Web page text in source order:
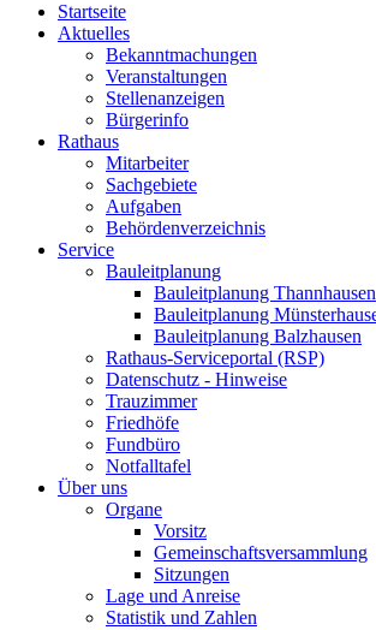
Startseite
Aktuelles
Bekanntmachungen
Veranstaltungen
Stellenanzeigen
Bürgerinfo
Rathaus
Mitarbeiter
Sachgebiete
Aufgaben
Behördenverzeichnis
Service
Bauleitplanung
Bauleitplanung Thannhausen
Bauleitplanung
Bauleitplanung Balzhausen
Rathaus-Serviceportal (RSP)
Datenschutz - Hinweise
Trauzimmer
Friedhöfe
Fundbüro
Notfalltafel
Über uns
Organe
Vorsitz
Gemeinschaftsversammlung
Sitzungen
Lage und Anreise
Statistik und Zahlen